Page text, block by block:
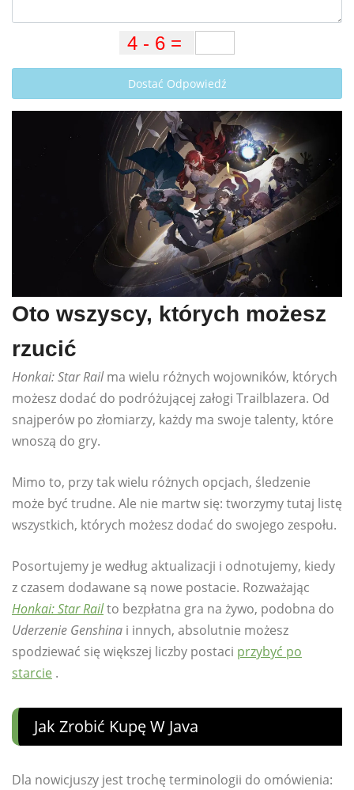
Dostać Odpowiedź
Oto wszyscy, których możesz
rzucić
Honkai: Star Railma wielu różnych wojowników, których
możesz dodać do podróżującej załogi Trailblazera. Od
snajperów po złomiarzy, każdy ma swoje talenty, które
wnoszą do gry.
Mimo to, przy tak wielu różnych opcjach, śledzenie
może być trudne. Ale nie martw się: tworzymy tutaj listę
wszystkich, których możesz dodać do swojego zespołu.
Posortujemy je według aktualizacji i odnotujemy, kiedy
z czasem dodawane są nowe postacie. Rozważając
Honkai: Star Railto bezpłatna gra na żywo, podobna do
Uderzenie Genshina i innych, absolutnie możesz
spodziewać się większej liczby postaci przybyć po
starcie .
Jak Zrobić Kupę W Java
Dla nowicjuszy jest trochę terminologii do omówienia: